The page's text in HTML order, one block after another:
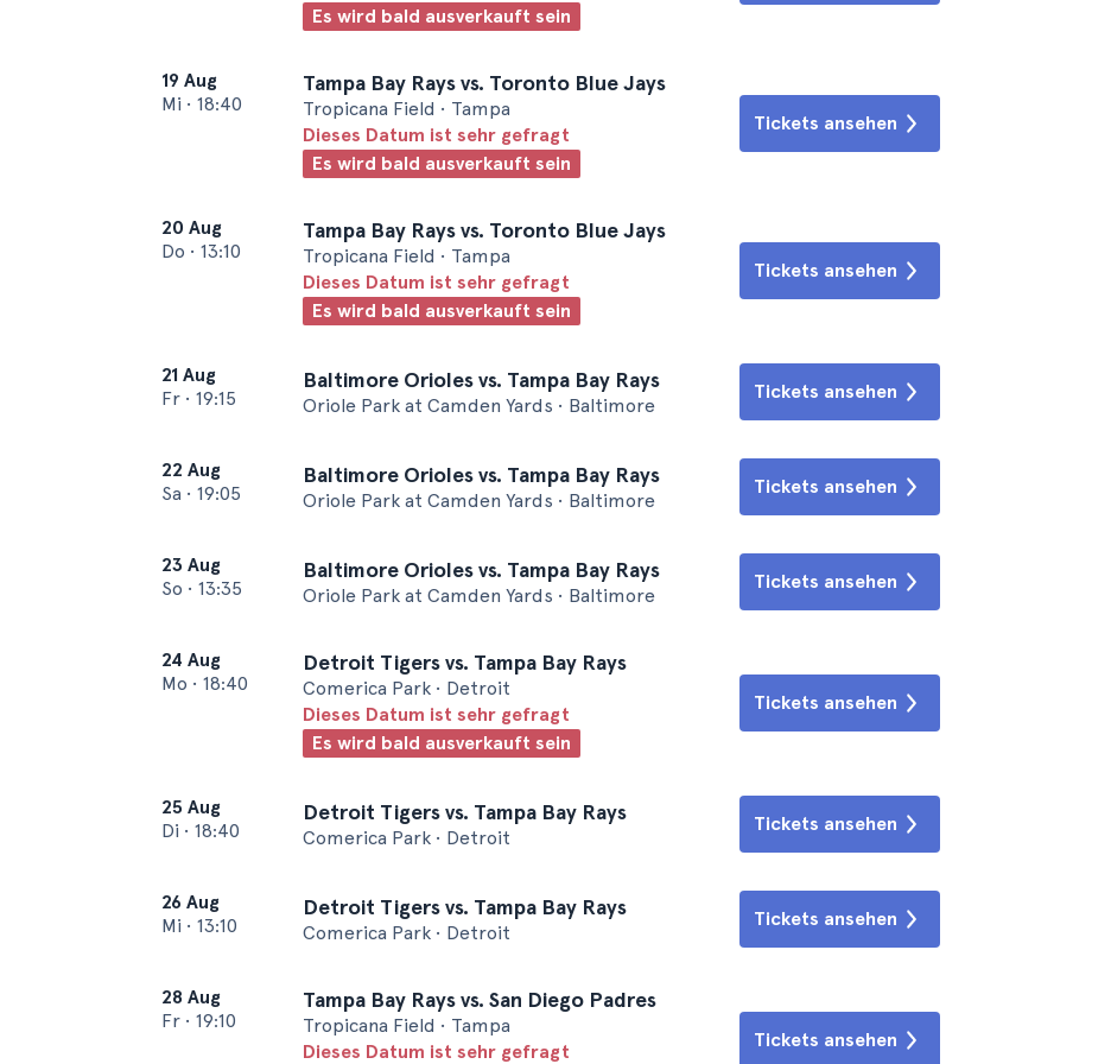
Es wird bald ausverkauft sein
19 Aug
Mi • 18:40
Tampa Bay Rays vs. Toronto Blue Jays
Tropicana Field • Tampa
Dieses Datum ist sehr gefragt
Es wird bald ausverkauft sein
Tickets ansehen
20 Aug
Do • 13:10
Tampa Bay Rays vs. Toronto Blue Jays
Tropicana Field • Tampa
Dieses Datum ist sehr gefragt
Es wird bald ausverkauft sein
Tickets ansehen
21 Aug
Fr • 19:15
Baltimore Orioles vs. Tampa Bay Rays
Oriole Park at Camden Yards • Baltimore
Tickets ansehen
22 Aug
Sa • 19:05
Baltimore Orioles vs. Tampa Bay Rays
Oriole Park at Camden Yards • Baltimore
Tickets ansehen
23 Aug
So • 13:35
Baltimore Orioles vs. Tampa Bay Rays
Oriole Park at Camden Yards • Baltimore
Tickets ansehen
24 Aug
Mo • 18:40
Detroit Tigers vs. Tampa Bay Rays
Comerica Park • Detroit
Dieses Datum ist sehr gefragt
Es wird bald ausverkauft sein
Tickets ansehen
25 Aug
Di • 18:40
Detroit Tigers vs. Tampa Bay Rays
Comerica Park • Detroit
Tickets ansehen
26 Aug
Mi • 13:10
Detroit Tigers vs. Tampa Bay Rays
Comerica Park • Detroit
Tickets ansehen
28 Aug
Fr • 19:10
Tampa Bay Rays vs. San Diego Padres
Tropicana Field • Tampa
Dieses Datum ist sehr gefragt
Tickets ansehen